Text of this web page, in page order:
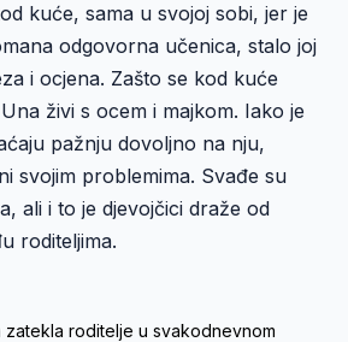
kuće, sama u svojoj sobi, jer je
odgovorna učenica, stalo joj
i ocjena. Zašto se kod kuće
živi s ocem i majkom. Iako je
pažnju dovoljno na nju,
svojim problemima. Svađe su
ali i to je djevojčici draže od
roditeljima.
roditelje u svakodnevnom